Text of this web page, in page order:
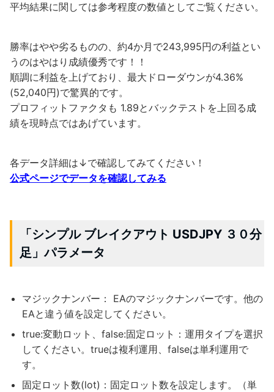
平均結果に関しては参考程度の数値としてご覧ください。
勝率はやや劣るものの、約4か月で243,995円の利益とい
うのはやはり成績優秀です！！
順調に利益を上げており、最大ドローダウンが4.36%
(52,040円)で驚異的です。
プロフィットファクタも 1.89とバックテストを上回る成
績を現時点ではあげています。
各データ詳細は↓で確認してみてください！
公式ページでデータを確認してみる
「シンプル ブレイクアウト USDJPY ３０分
足」パラメータ
マジックナンバー： EAのマジックナンバーです。他の
EAと違う値を設定してください。
true:変動ロット、false:固定ロット：運用タイプを選択
してください。trueは複利運用、falseは単利運用で
す。
固定ロット数(lot)：固定ロット数を設定します。（単